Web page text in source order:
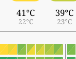
41°C
22°C
39°C
23°C